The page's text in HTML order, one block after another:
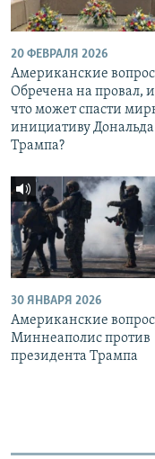
20 ФЕВРАЛЯ 2026
Американские
Обречена на провал,
что может спасти
инициативу Дональда
Трампа?
30 ЯНВАРЯ 2026
Американские
Миннеаполис против
президента Трампа